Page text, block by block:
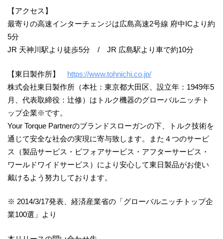
【アクセス】
最寄りの高速インターチェンジは広島高速2号線 府中ICより約
5分
JR 天神川駅より徒歩5分 / JR 広島駅より車で約10分
【東日製作所】 https://www.tohnichi.co.jp/
株式会社東日製作所（本社：東京都大田区、設立年：1949年5
月、代表取締役：辻修）はトルク機器のグローバルニッチト
ップ企業※です。
Your Torque Partnerのブランドスローガンの下、トルク技術を
通じて安全な社会の実現に寄与致します。また４つのサービ
ス（製品サービス・ビフォアサービス・アフターサービス・
ワールドワイドサービス）により安心して東日製品がお使い
戴けるよう努力しております。
※ 2014/3/17発表、経済産業省の「グローバルニッチトップ企
業100選」より